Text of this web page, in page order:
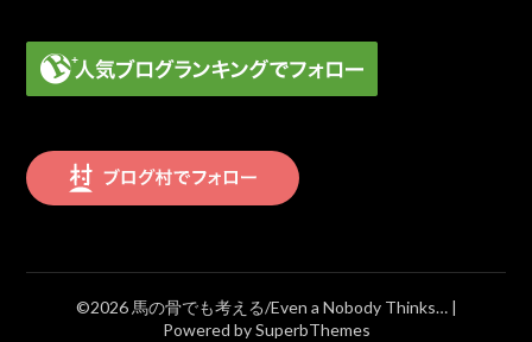
©2026 馬の骨でも考える/Even a Nobody Thinks… |
Powered bySuperbThemes